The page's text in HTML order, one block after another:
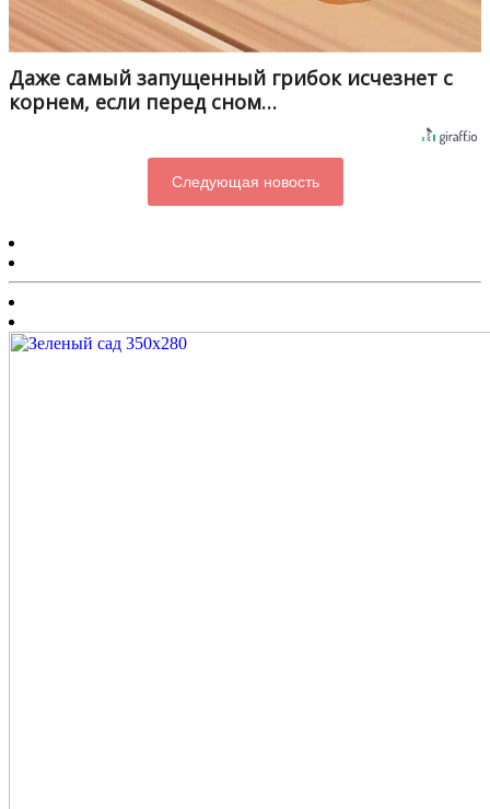
Даже самый запущенный грибок исчезнет с
корнем, если перед сном…
Следующая новость